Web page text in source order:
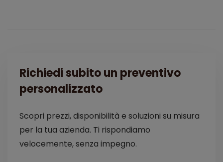
Richiedi subito un preventivo
personalizzato
Scopri prezzi, disponibilità e soluzioni su misura
per la tua azienda. Ti rispondiamo
velocemente, senza impegno.